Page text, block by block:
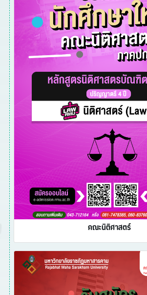
คณะนิติศาสตร์